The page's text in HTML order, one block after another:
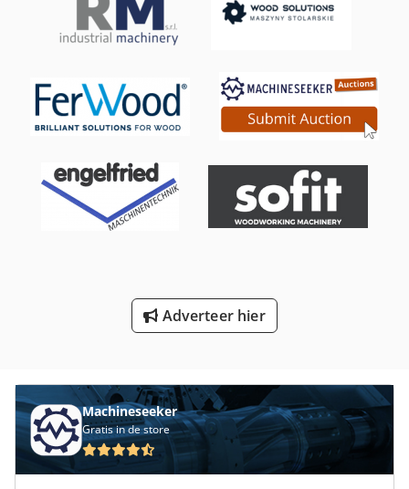
Maïs Frees
Model Freesmachine
Nu 204
Profiel Freesmachine
Adverteer hier
Machineseeker
Gratis in de store